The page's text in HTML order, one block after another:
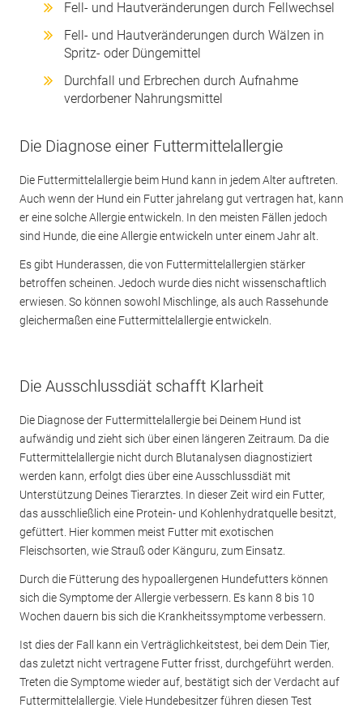
Fell- und Hautveränderungen durch Fellwechsel
Fell- und Hautveränderungen durch Wälzen in
Spritz- oder Düngemittel
Durchfall und Erbrechen durch Aufnahme
verdorbener Nahrungsmittel
Die Diagnose einer Futtermittelallergie
Die Futtermittelallergie beim Hund kann in jedem Alter auftreten.
Auch wenn der Hund ein Futter jahrelang gut vertragen hat, kann
er eine solche Allergie entwickeln. In den meisten Fällen jedoch
sind Hunde, die eine Allergie entwickeln unter einem Jahr alt.
Es gibt Hunderassen, die von Futtermittelallergien stärker
betroffen scheinen. Jedoch wurde dies nicht wissenschaftlich
erwiesen. So können sowohl Mischlinge, als auch Rassehunde
gleichermaßen eine Futtermittelallergie entwickeln.
Die Ausschlussdiät schafft Klarheit
Die Diagnose der Futtermittelallergie bei Deinem Hund ist
aufwändig und zieht sich über einen längeren Zeitraum. Da die
Futtermittelallergie nicht durch Blutanalysen diagnostiziert
werden kann, erfolgt dies über eine Ausschlussdiät mit
Unterstützung Deines Tierarztes. In dieser Zeit wird ein Futter,
das ausschließlich eine Protein- und Kohlenhydratquelle besitzt,
gefüttert. Hier kommen meist Futter mit exotischen
Fleischsorten, wie Strauß oder Känguru, zum Einsatz.
Durch die Fütterung des hypoallergenen Hundefutters können
sich die Symptome der Allergie verbessern. Es kann 8 bis 10
Wochen dauern bis sich die Krankheitssymptome verbessern.
Ist dies der Fall kann ein Verträglichkeitstest, bei dem Dein Tier,
das zuletzt nicht vertragene Futter frisst, durchgeführt werden.
Treten die Symptome wieder auf, bestätigt sich der Verdacht auf
Futtermittelallergie. Viele Hundebesitzer führen diesen Test